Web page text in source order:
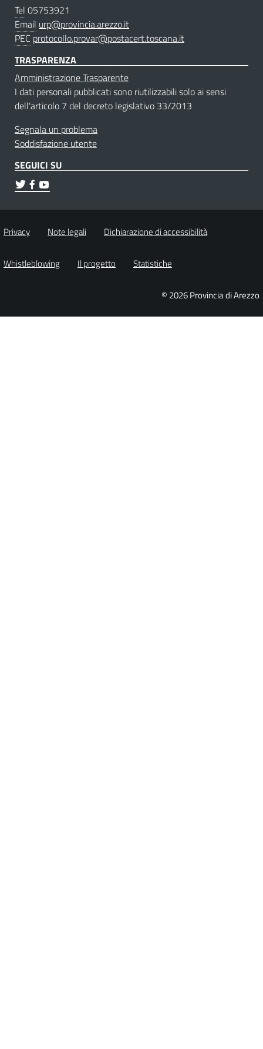
Tel 05753921
Email urp@provincia.arezzo.it
PEC protocollo.provar@postacert.toscana.it
TRASPARENZA
Amministrazione Trasparente
I dati personali pubblicati sono riutilizzabili solo ai sensi
dell'articolo 7 del decreto legislativo 33/2013
Segnala un problema
Soddisfazione utente
SEGUICI SU
Privacy Note legali Dichiarazione di accessibilità
Whistleblowing Il progetto Statistiche
© 2026 Provincia di Arezzo